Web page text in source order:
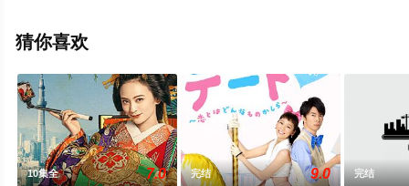
网，更多相关信息可移步至豆瓣电视剧、电视猫或剧情网
猜你喜欢
10集全 7.0 完结 9.0 完结